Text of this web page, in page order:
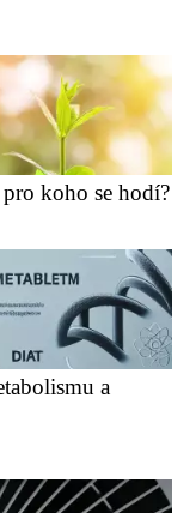
koho se hodí?
a